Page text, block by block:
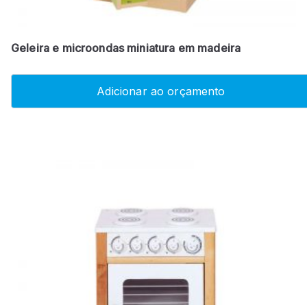
Geleira e microondas miniatura em madeira
Adicionar ao orçamento